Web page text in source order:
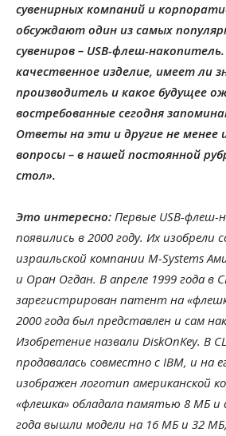
сувенирных компаний и
обсуждают один из самых
сувениров – USB-флеш-
качественное изделие, имеет ли
производитель и какое будущее
востребованные сегодня
Ответы на эти и другие не менее
вопросы – в нашей постоянной
стол».
Это интересно: Первые USB-флеш-
появились в 2000 году. Их изобрели
израильской компании M-Systems
и Оран Огдан. В апреле 1999 года в
зарегистрирован патент на
2000 года был представлен и сам
Изобретение назвали DiskOnKey. В
продавалась совместно с IBM, и на
изображен логотип американской
«флешка» обладала памятью 8 МБ и
года вышли модели на 16 МБ и 32